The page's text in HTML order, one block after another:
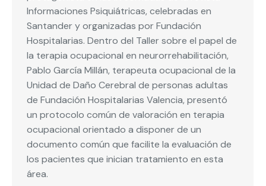
Informaciones Psiquiátricas, celebradas en
Santander y organizadas por Fundación
Hospitalarias. Dentro del Taller sobre el papel de
la terapia ocupacional en neurorrehabilitación,
Pablo García Millán, terapeuta ocupacional de la
Unidad de Daño Cerebral de personas adultas
de Fundación Hospitalarias Valencia, presentó
un protocolo común de valoración en terapia
ocupacional orientado a disponer de un
documento común que facilite la evaluación de
los pacientes que inician tratamiento en esta
área.